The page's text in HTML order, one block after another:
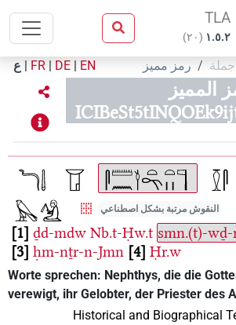
TLA
۱.٥.٢ (٢٠)
جملة رمز مميز EN
|
DE
|
FR
| ع
المميز
النقوش مرتبة بشكل اصطناعي
1 ḏd-mdw Nb.t-Ḥw.t smn.(t)-
3 ḥm-nṯr-n-Jmn 4 Ḥr.w
Worte sprechen: Nephthys, die die
verewigt, ihr Gelobter, der Priester des
Historical and Biographical